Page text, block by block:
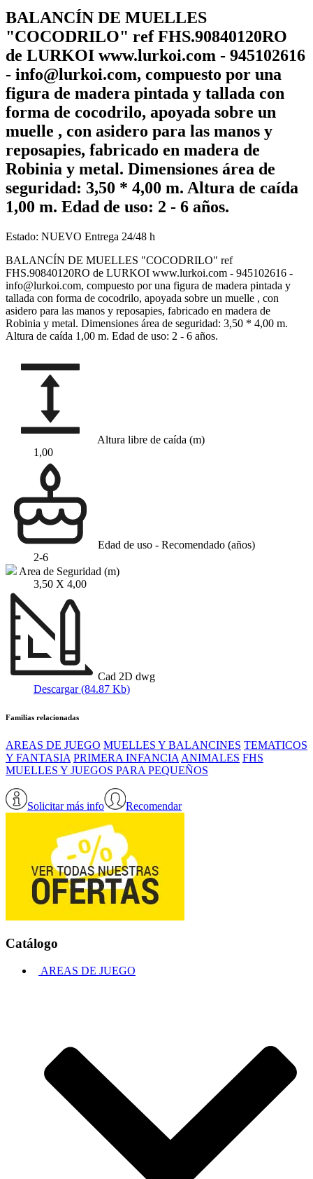
BALANCÍN DE MUELLES
"COCODRILO" ref FHS.90840120RO
de LURKOI www.lurkoi.com - 945102616
- info@lurkoi.com, compuesto por una
figura de madera pintada y tallada con
forma de cocodrilo, apoyada sobre un
muelle , con asidero para las manos y
reposapies, fabricado en madera de
Robinia y metal. Dimensiones área de
seguridad: 3,50 * 4,00 m. Altura de caída
1,00 m. Edad de uso: 2 - 6 años.
Estado: NUEVO Entrega 24/48 h
BALANCÍN DE MUELLES "COCODRILO" ref
FHS.90840120RO de LURKOI www.lurkoi.com - 945102616 -
info@lurkoi.com, compuesto por una figura de madera pintada y
tallada con forma de cocodrilo, apoyada sobre un muelle , con
asidero para las manos y reposapies, fabricado en madera de
Robinia y metal. Dimensiones área de seguridad: 3,50 * 4,00 m.
Altura de caída 1,00 m. Edad de uso: 2 - 6 años.
Altura libre de caída (m)
1,00
Edad de uso - Recomendado (años)
2-6
Area de Seguridad (m)
3,50 X 4,00
Cad 2D dwg
Descargar (84.87 Kb)
Familias relacionadas
AREAS DE JUEGO MUELLES Y BALANCINES TEMATICOS
Y FANTASIA PRIMERA INFANCIA ANIMALES FHS
MUELLES Y JUEGOS PARA PEQUEÑOS
Solicitar más info Recomendar
Catálogo
AREAS DE JUEGO